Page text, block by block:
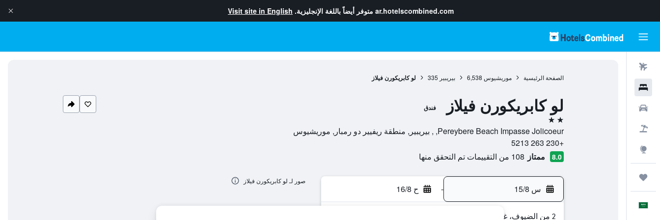
ar.hotelscombined.com متوفر أيضاً باللغة الإنجليزية. Visit site in English
الصفحة الرئيسية موريشيوس 6,538 بيريبير 335 لو كابريكورن فيلاز
لو كابريكورن فيلاز فندق
2 نجمتين
Pereybere Beach Impasse Jolicoeur, , بيريبير, منطقة ريفيير دو رمبار, موريشيوس
+230 263 5213
8.0 ممتاز 108 من التقييمات تم التحقق منها
س 15/8 - ح 16/8
2 من الضيوف، غرفة واحدة
صور لـ لو كابريكورن فيلاز